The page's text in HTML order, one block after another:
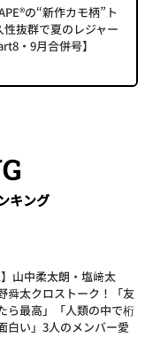
の“新作カモ柄”ト
抜群で夏のレジャー
・9月合併号】
キング
】山中柔太朗・塩﨑太
舜太クロストーク！「友
ら最高」「人類の中で桁
白い」3人のメンバー愛